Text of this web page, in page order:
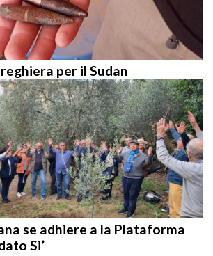
per il Sudan
se adhiere a la Plataforma
Si’